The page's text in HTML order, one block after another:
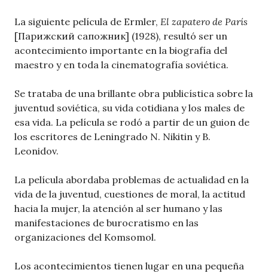
La siguiente película de Ermler, El zapatero de París
[Парижский сапожник] (1928), resultó ser un
acontecimiento importante en la biografía del
maestro y en toda la cinematografía soviética.
Se trataba de una brillante obra publicística sobre la
juventud soviética, su vida cotidiana y los males de
esa vida. La película se rodó a partir de un guion de
los escritores de Leningrado N. Nikitin y B.
Leonidov.
La película abordaba problemas de actualidad en la
vida de la juventud, cuestiones de moral, la actitud
hacia la mujer, la atención al ser humano y las
manifestaciones de burocratismo en las
organizaciones del Komsomol.
Los acontecimientos tienen lugar en una pequeña